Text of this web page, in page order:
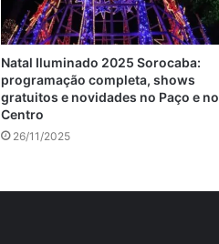
Natal Iluminado 2025 Sorocaba:
programação completa, shows
gratuitos e novidades no Paço e no
Centro
26/11/2025